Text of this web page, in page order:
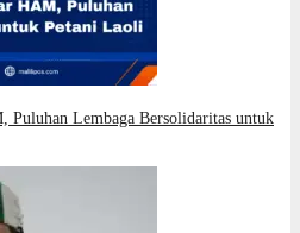
Puluhan Lembaga Bersolidaritas untuk